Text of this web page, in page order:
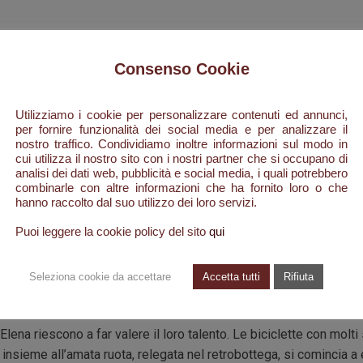
Roma:
tutte diverse fra loro, duecentocinquanta anime, poco più
d’altri tempi. Da qui inizia la storia di Celestino Durante
riabbracciare papà Giuseppe e mamma Lucia.
capo di bestiame, erano state e sono le uniche risorse
ma molti di quei ragazzi avevano una grande
da taglio e di lama tornavano come nuovi. Celestino
decidono di partire per Roma. Con lui partono in tanti.
con una bicicletta attrezzata alla bisogna, qualcuno più
città.
riescono a far valere il loro talento. Le biciclette con
all’amata ruota, relegata nel retrobottega, si comincia
Consenso Cookie
Utilizziamo i cookie per personalizzare contenuti ed annunci,
per fornire funzionalità dei social media e per analizzare il
nostro traffico. Condividiamo inoltre informazioni sul modo in
cui utilizza il nostro sito con i nostri partner che si occupano di
analisi dei dati web, pubblicità e social media, i quali potrebbero
combinarle con altre informazioni che ha fornito loro o che
hanno raccolto dal suo utilizzo dei loro servizi.
Puoi leggere la cookie policy del sito qui
Seleziona cookie da accettare Accetta tutti Rifiuta